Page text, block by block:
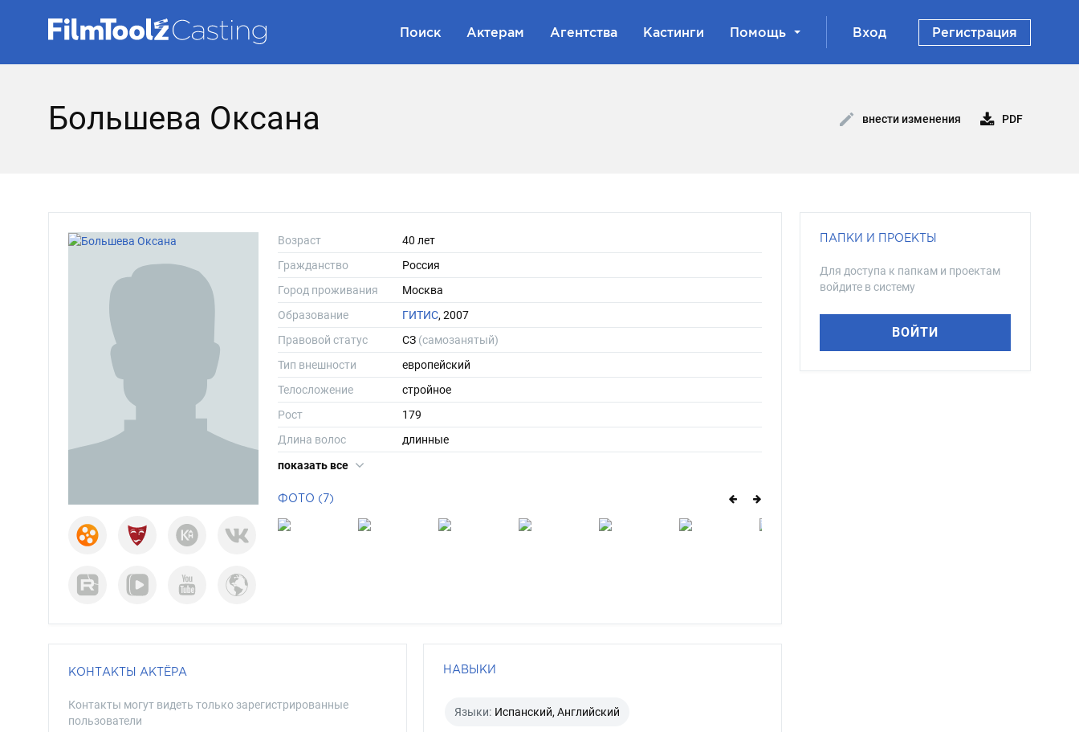
Поиск Актерам Агентства Кастинги Помощь Вход Регистрация
Большева Оксана внести изменения PDF
Возраст
40 лет
Гражданство
Россия
Город проживания
Москва
Образование
ГИТИС, 2007
Правовой статус
СЗ (самозанятый)
Тип внешности
европейский
Телосложение
стройное
Рост
179
Длина волос
длинные
Цвет волос
показать все
ФОТО (7)
КОНТАКТЫ АКТЁРА
Контакты могут видеть только зарегистрированные
пользователи
НАВЫКИ
Языки: Испанский, Английский
ПАПКИ И ПРОЕКТЫ
Для доступа к папкам и проектам
войдите в систему
ВОЙТИ